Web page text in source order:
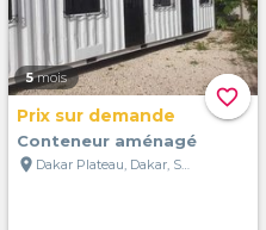
favorite_border
5 mois
Prix sur demande
Conteneur aménagé
location_on
Dakar Plateau, Dakar, Sénégal